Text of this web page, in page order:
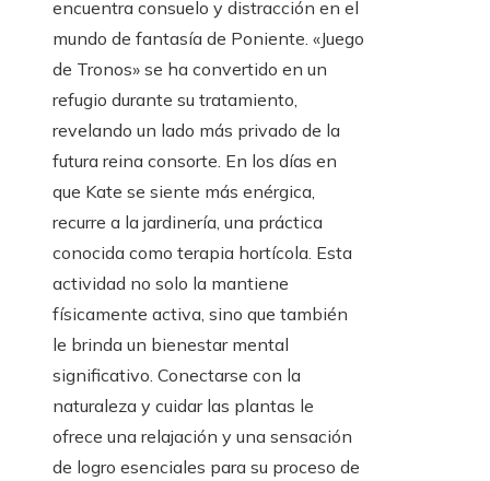
encuentra consuelo y distracción en el
mundo de fantasía de Poniente. «Juego
de Tronos» se ha convertido en un
refugio durante su tratamiento,
revelando un lado más privado de la
futura reina consorte. En los días en
que Kate se siente más enérgica,
recurre a la jardinería, una práctica
conocida como terapia hortícola. Esta
actividad no solo la mantiene
físicamente activa, sino que también
le brinda un bienestar mental
significativo. Conectarse con la
naturaleza y cuidar las plantas le
ofrece una relajación y una sensación
de logro esenciales para su proceso de